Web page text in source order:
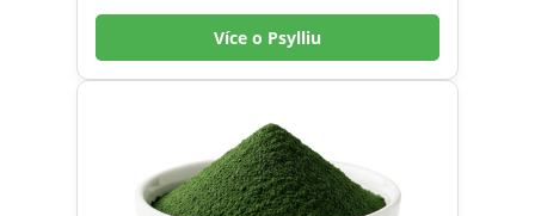
Více o Psylliu